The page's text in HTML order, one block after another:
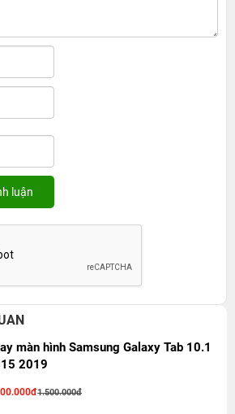
màn hình Samsung Galaxy Tab 10.1
2019
1.500.000đ